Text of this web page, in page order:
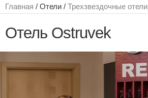
Главная / Отели / Трехзвездочные отели
Отель Ostruvek